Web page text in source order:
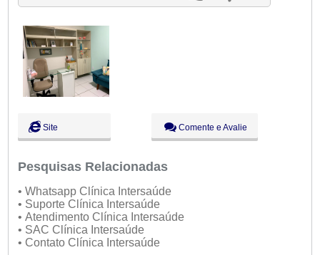
Site Comente e Avalie
Pesquisas Relacionadas
• Whatsapp Clínica Intersaúde
• Suporte Clínica Intersaúde
• Atendimento Clínica Intersaúde
• SAC Clínica Intersaúde
• Contato Clínica Intersaúde